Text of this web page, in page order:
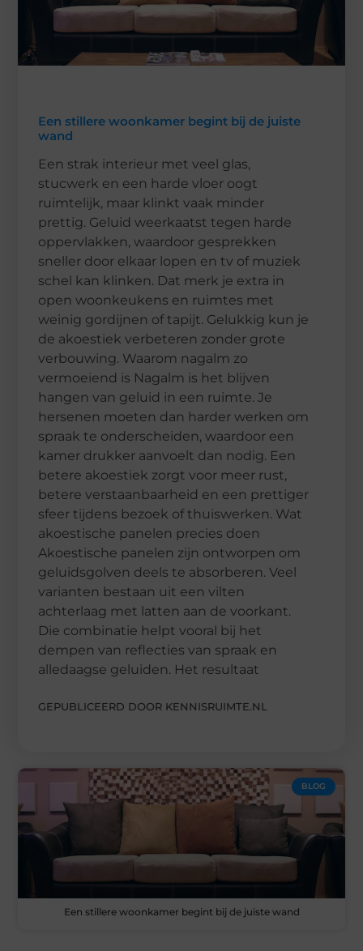
Een stillere woonkamer begint bij de juiste
wand
Een strak interieur met veel glas,
stucwerk en een harde vloer oogt
ruimtelijk, maar klinkt vaak minder
prettig. Geluid weerkaatst tegen harde
oppervlakken, waardoor gesprekken
sneller door elkaar lopen en tv of muziek
schel kan klinken. Dat merk je extra in
open woonkeukens en ruimtes met
weinig gordijnen of tapijt. Gelukkig kun je
de akoestiek verbeteren zonder grote
verbouwing. Waarom nagalm zo
vermoeiend is Nagalm is het blijven
hangen van geluid in een ruimte. Je
hersenen moeten dan harder werken om
spraak te onderscheiden, waardoor een
kamer drukker aanvoelt dan nodig. Een
betere akoestiek zorgt voor meer rust,
betere verstaanbaarheid en een prettiger
sfeer tijdens bezoek of thuiswerken. Wat
akoestische panelen precies doen
Akoestische panelen zijn ontworpen om
geluidsgolven deels te absorberen. Veel
varianten bestaan uit een vilten
achterlaag met latten aan de voorkant.
Die combinatie helpt vooral bij het
dempen van reflecties van spraak en
alledaagse geluiden. Het resultaat
GEPUBLICEERD DOOR KENNISRUIMTE.NL
BLOG
Een stillere woonkamer begint bij de juiste wand